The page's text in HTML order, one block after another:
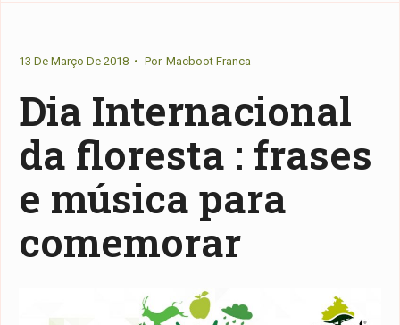
13 De Março De 2018 • Por Macboot Franca
Dia Internacional
da floresta : frases
e música para
comemorar